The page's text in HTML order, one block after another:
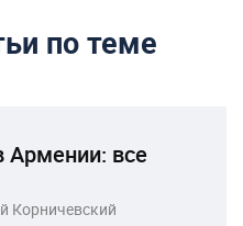
по теме
Армении: все
Корничевский